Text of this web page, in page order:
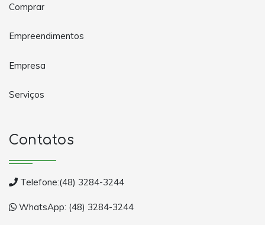
Comprar
Empreendimentos
Empresa
Serviços
Contatos
Telefone:(48) 3284-3244
WhatsApp: (48) 3284-3244